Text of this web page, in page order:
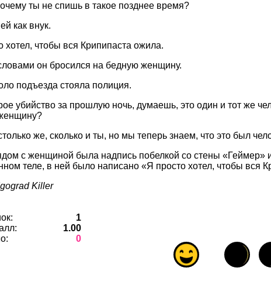
ты не спишь в такое позднее время?
как внук.
чтобы вся Крипипаста ожила.
он бросился на бедную женщину.
подъезда стояла полиция.
убийство за прошлую ночь, думаешь, это один и тот же
же, сколько и ты, но мы теперь знаем, что это был
с женщиной была надпись побелкой со стены «Геймер»
теле, в ней было написано «Я просто хотел, чтобы вся
Killer
1
1.00
0